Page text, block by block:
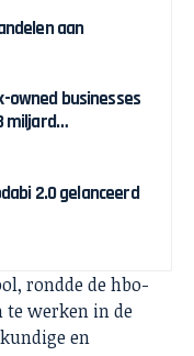
aan
owned businesses
miljard
Nederland
2.0 gelanceerd
rondde de hbo-
te werken in de
en